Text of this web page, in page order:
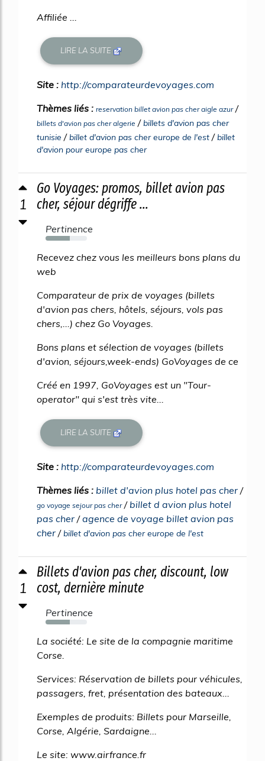
Affiliée ...
LIRE LA SUITE
Site : http://comparateurdevoyages.com
Thèmes liés : reservation billet avion pas cher aigle azur/
billets d'avion pas cher algerie /billets d'avion pas cher
tunisie /billet d'avion pas cher europe de l'est /billet
d'avion pour europe pas cher
1
Go Voyages: promos, billet avion pas
cher, séjour dégriffe ...
Pertinence
58%
Recevez chez vous les meilleurs bons plans du
web
Comparateur de prix de voyages (billets
d'avion pas chers, hôtels, séjours, vols pas
chers,...) chez Go Voyages.
Bons plans et sélection de voyages (billets
d'avion, séjours,week-ends) GoVoyages de ce
Créé en 1997, GoVoyages est un "Tour-
operator" qui s'est très vite...
LIRE LA SUITE
Site : http://comparateurdevoyages.com
Thèmes liés : billet d'avion plus hotel pas cher /
go voyage sejour pas cher/ billet d avion plus hotel
pas cher /agence de voyage billet avion pas
cher /billet d'avion pas cher europe de l'est
1
Billets d'avion pas cher, discount, low
cost, dernière minute
Pertinence
58%
La société: Le site de la compagnie maritime
Corse.
Services: Réservation de billets pour véhicules,
passagers, fret, présentation des bateaux...
Exemples de produits: Billets pour Marseille,
Corse, Algérie, Sardaigne...
Le site: www.airfrance.fr